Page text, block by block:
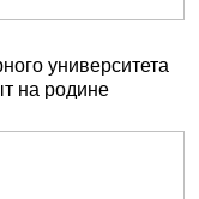
университета
на родине